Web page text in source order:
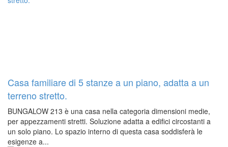
Casa familiare di 5 stanze a un piano, adatta a un
terreno stretto.
BUNGALOW 213 è una casa nella categoria dimensioni medie,
per appezzamenti stretti. Soluzione adatta a edifici circostanti a
un solo piano. Lo spazio interno di questa casa soddisferà le
esigenze a...